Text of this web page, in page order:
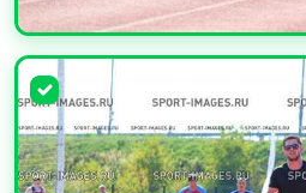
УВЕЛИЧИТЬ